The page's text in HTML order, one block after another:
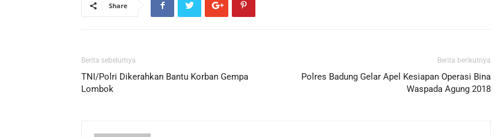
Share
Berita sebelumya
TNI/Polri Dikerahkan Bantu Korban Gempa
Lombok
Berita berikutnya
Polres Badung Gelar Apel Kesiapan Operasi Bina
Waspada Agung 2018